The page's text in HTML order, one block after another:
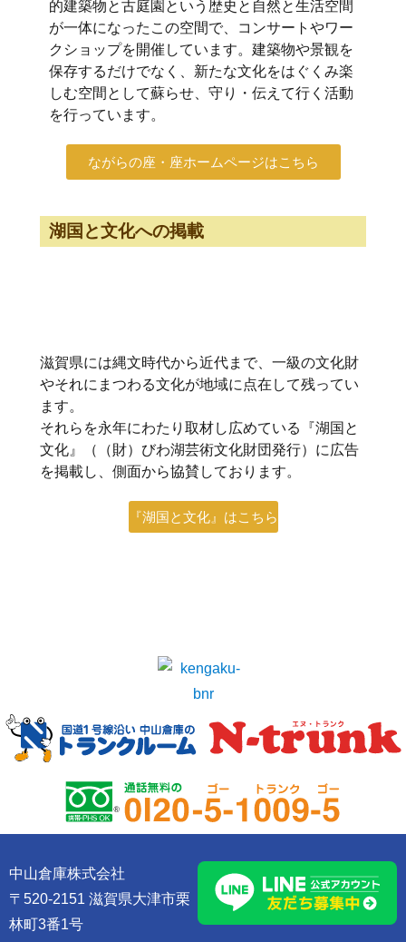
的建築物と古庭園という歴史と自然と生活空間
が一体になったこの空間で、コンサートやワー
クショップを開催しています。建築物や景観を
保存するだけでなく、新たな文化をはぐくみ楽
しむ空間として蘇らせ、守り・伝えて行く活動
を行っています。
ながらの座・座ホームページはこちら
湖国と文化への掲載
滋賀県には縄文時代から近代まで、一級の文化財
やそれにまつわる文化が地域に点在して残ってい
ます。
それらを永年にわたり取材し広めている『湖国と
文化』（（財）びわ湖芸術文化財団発行）に広告
を掲載し、側面から協賛しております。
『湖国と文化』はこちら
中山倉庫株式会社
〒520-2151 滋賀県大津市栗
林町3番1号